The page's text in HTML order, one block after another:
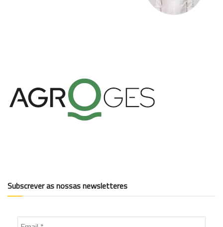
Subscrever as nossas newsletteres